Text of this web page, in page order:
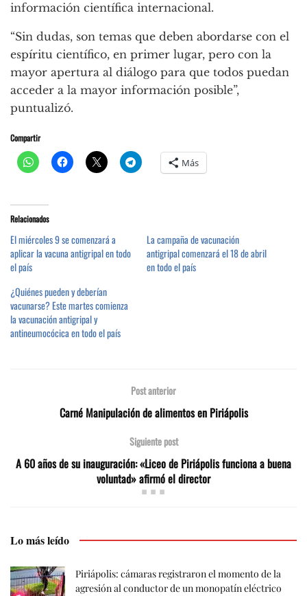
información científica internacional.
“Sin dudas, son temas que deben abordarse con el
espíritu científico, en primer lugar, pero con la
mayor apertura al diálogo para que todos puedan
acceder a la mayor información posible”,
puntualizó.
Compartir
Más
Relacionados
El miércoles 9 se comenzará a
aplicar la vacuna antigripal en todo
el país
La campaña de vacunación
antigripal comenzará el 18 de abril
en todo el país
¿Quiénes pueden y deberían
vacunarse? Este martes comienza
la vacunación antigripal y
antineumocócica en todo el país
Post anterior
Carné Manipulación de alimentos en Piriápolis
Siguiente post
A 60 años de su inauguración: «Liceo de Piriápolis funciona a buena
voluntad» afirmó el director
Lo más leído
Piriápolis: cámaras registraron el momento de la
agresión al conductor de un monopatín eléctrico